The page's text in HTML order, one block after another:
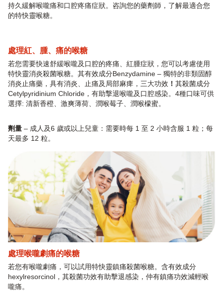
持久緩解喉嚨痛和口腔疼痛症狀。咨詢您的藥劑師，了解最適合您
的特快靈喉糖。
處理紅、腫、痛的喉糖
若您需要快速舒緩喉嚨及口腔的疼痛、紅腫症狀，您可以考慮使用
特快靈消炎殺菌喉糖。其有效成分Benzydamine – 獨特的非類固醇
消炎止痛藥，具有消炎、止痛及局部麻痺，三大功效 ！ 其殺菌成分
Cetylpyridinium Chloride，有助撃退喉嚨及口腔感染。4種口味可供
選擇: 清新香橙、激爽薄荷、潤喉莓子、潤喉檬蜜。
劑量 – 成人及6 歲或以上兒童：需要時每 1 至 2 小時含服 1 粒；每
天最多 12 粒。
處理喉嚨劇痛的喉糖
若您有喉嚨劇痛，可以試用特快靈鎮痛殺菌喉糖。含有效成分
hexylresorcinol，其殺菌功效有助擊退感染，仲有鎮痛功效減輕喉
嚨痛。